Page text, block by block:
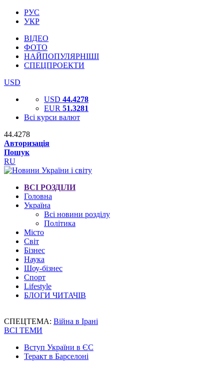
РУС
УКР
ВІДЕО
ФОТО
НАЙПОПУЛЯРНІШІ
СПЕЦПРОЕКТИ
USD
USD 44.4278
EUR 51.3281
Всі курси валют
44.4278
Авторизація
Пошук
RU
ВСІ РОЗДІЛИ
Головна
Україна
Всі новини розділу
Політика
Місто
Світ
Бізнес
Наука
Шоу-бізнес
Спорт
Lifestyle
БЛОГИ ЧИТАЧІВ
СПЕЦТЕМА: Війна в Ірані
ВСІ ТЕМИ
Вступ України в ЄС
Теракт в Барселоні